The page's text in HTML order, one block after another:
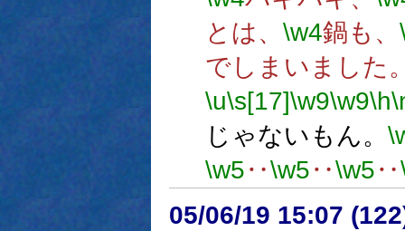
とは、 \w4鍋も、
でしまいました
\u\s[17]\w9\w9\h
じゃないもん。
\w5‥\w5‥\w5‥
05/06/19 15:07